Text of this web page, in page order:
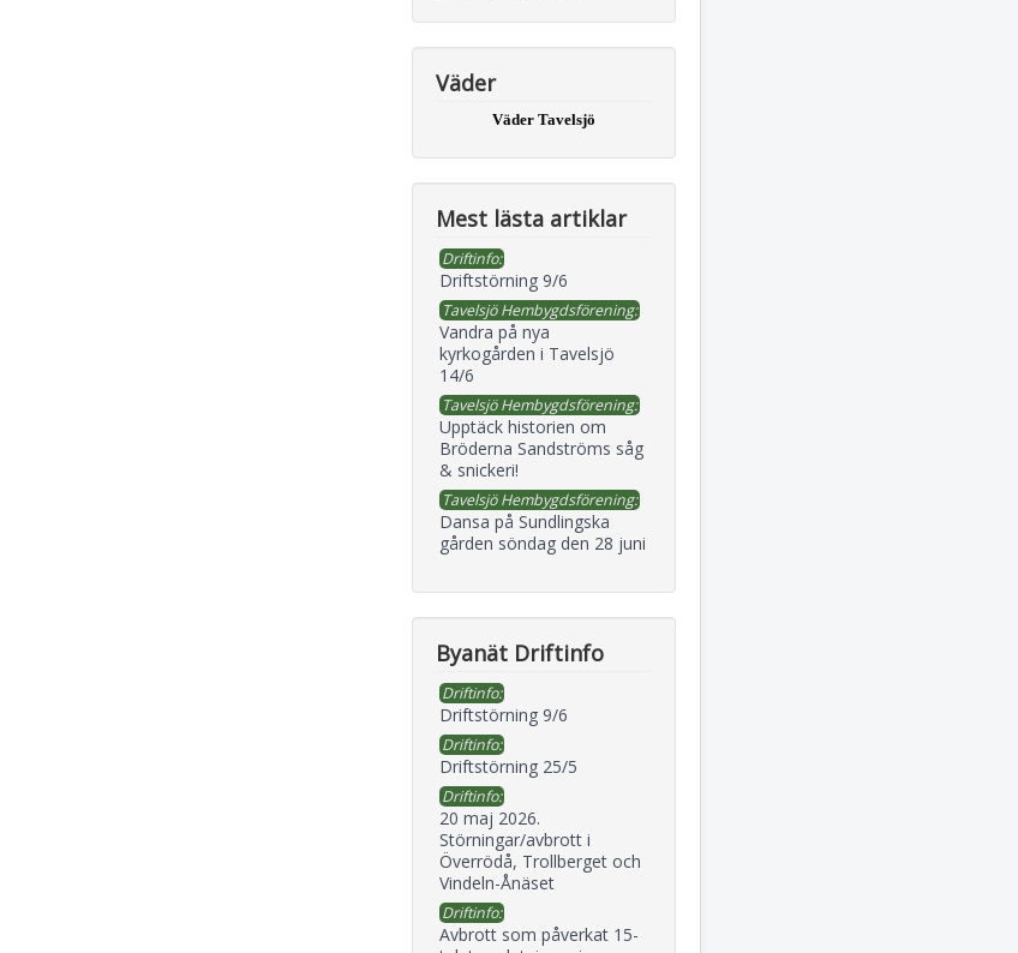
Väder
Väder Tavelsjö
Mest lästa artiklar
Driftinfo:
Driftstörning 9/6
Tavelsjö Hembygdsförening:
Vandra på nya
kyrkogården i Tavelsjö
14/6
Tavelsjö Hembygdsförening:
Upptäck historien om
Bröderna Sandströms såg
& snickeri!
Tavelsjö Hembygdsförening:
Dansa på Sundlingska
gården söndag den 28 juni
Byanät Driftinfo
Driftinfo:
Driftstörning 9/6
Driftinfo:
Driftstörning 25/5
Driftinfo:
20 maj 2026.
Störningar/avbrott i
Överrödå, Trollberget och
Vindeln-Ånäset
Driftinfo:
Avbrott som påverkat 15-